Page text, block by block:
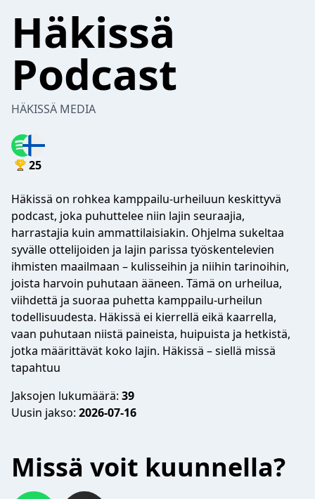
Häkissä
Podcast
HÄKISSÄ MEDIA
25
Häkissä on rohkea kamppailu-urheiluun keskittyvä
podcast, joka puhuttelee niin lajin seuraajia,
harrastajia kuin ammattilaisiakin. Ohjelma sukeltaa
syvälle ottelijoiden ja lajin parissa työskentelevien
ihmisten maailmaan – kulisseihin ja niihin tarinoihin,
joista harvoin puhutaan ääneen. Tämä on urheilua,
viihdettä ja suoraa puhetta kamppailu-urheilun
todellisuudesta. Häkissä ei kierrellä eikä kaarrella,
vaan puhutaan niistä paineista, huipuista ja hetkistä,
jotka määrittävät koko lajin. Häkissä – siellä missä
tapahtuu
Jaksojen lukumäärä: 39
Uusin jakso: 2026-07-16
Missä voit kuunnella?